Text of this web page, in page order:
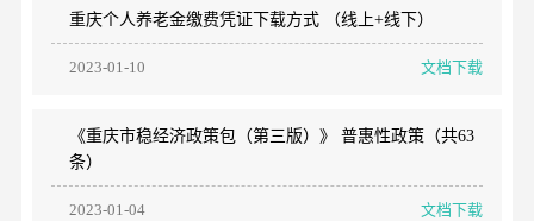
重庆个人养老金缴费凭证下载方式 （线上+线下）
2023-01-10 文档下载
《重庆市稳经济政策包（第三版）》 普惠性政策（共63
条）
2023-01-04 文档下载